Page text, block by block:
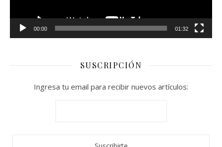
00:00 01:32
SUSCRIPCIÓN
Ingresa tu email para recibir nuevos artículos: